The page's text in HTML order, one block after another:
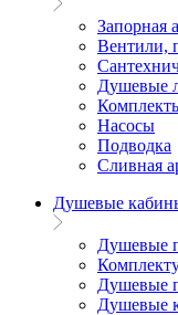
Запорная
Вентили,
Душевые
Насосы
Подводка
Сливная
Душевые
Душевые
Душевые
Душевые